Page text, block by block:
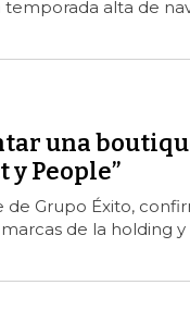
alta de
una
People”
de Grupo Éxito,
de la holding